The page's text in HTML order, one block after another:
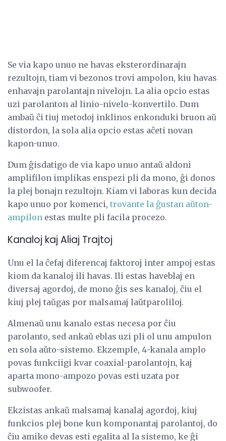
Se via kapo unuo ne havas eksterordinarajn
rezultojn, tiam vi bezonos trovi ampolon, kiu havas
enhavajn parolantajn nivelojn. La alia opcio estas
uzi parolanton al linio-nivelo-konvertilo. Dum
ambaŭ ĉi tiuj metodoj inklinos enkonduki bruon aŭ
distordon, la sola alia opcio estas aĉeti novan
kapon-unuo.
Dum ĝisdatigo de via kapo unuo antaŭ aldoni
amplifilon implikas enspezi pli da mono, ĝi donos
la plej bonajn rezultojn. Kiam vi laboras kun decida
kapo unuo por komenci, trovante la ĝustan aŭton-
ampilon estas multe pli facila procezo.
Kanaloj kaj Aliaj Trajtoj
Unu el la ĉefaj diferencaj faktoroj inter ampoj estas
kiom da kanaloj ili havas. Ili estas haveblaj en
diversaj agordoj, de mono ĝis ses kanaloj, ĉiu el
kiuj plej taŭgas por malsamaj laŭtparoliloj.
Almenaŭ unu kanalo estas necesa por ĉiu
parolanto, sed ankaŭ eblas uzi pli ol unu ampulon
en sola aŭto-sistemo. Ekzemple, 4-kanala amplo
povas funkciigi kvar coaxial-parolantojn, kaj
aparta mono-ampozo povas esti uzata por
subwoofer.
Ekzistas ankaŭ malsamaj kanalaj agordoj, kiuj
funkcios plej bone kun komponantaj parolantoj, do
ĉiu amiko devas esti egalita al la sistemo, ke ĝi